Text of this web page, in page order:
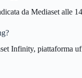
da Mediaset alle
Infinity, piattaforma